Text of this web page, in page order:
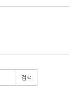
검색